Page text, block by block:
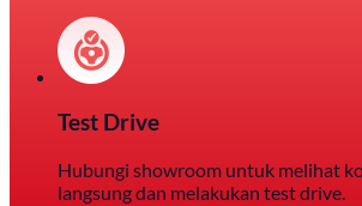
Test Drive
Hubungi showroom untuk melihat
langsung dan melakukan test drive.